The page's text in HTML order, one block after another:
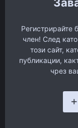
Регистрирайте
член! След
този сайт,
публикации,
чрез